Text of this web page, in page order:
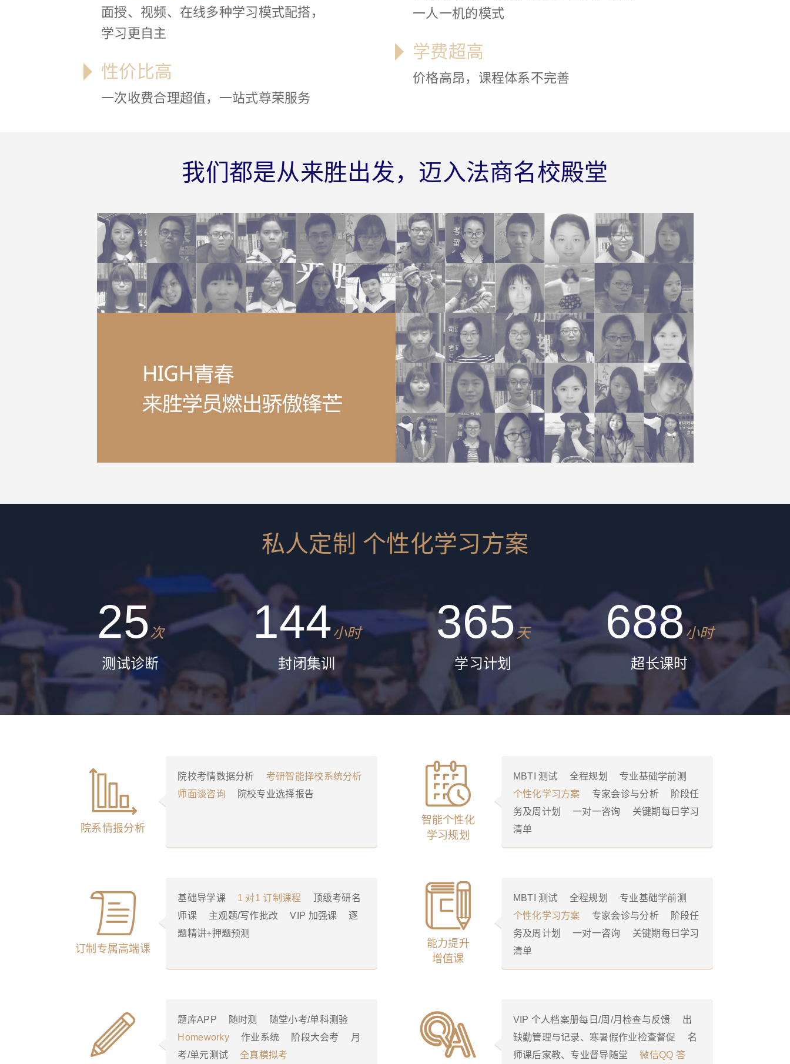
面授、视频、在线多种学习模式配搭，
学习更自主
性价比高
一次收费合理超值，一站式尊荣服务
一人一机的模式
学费超高
价格高昂，课程体系不完善
我们都是从来胜出发，迈入法商名校殿堂
私人定制 个性化学习方案
25次
测试诊断
144小时
封闭集训
365天
学习计划
688小时
超长课时
院系情报分析
院校考情数据分析
考研智能择校系统分析
师面谈咨询
院校专业选择报告
智能个性化
学习规划
MBTI 测试 全程规划
专业基础学前测
个性化学习方案
专家会诊与分析
阶段任
务及周计划
一对一咨询
关键期每日学习
清单
订制专属高端课
基础导学课 1 对1 订制课程
顶级考研名
师课
主观题/写作批改 VIP 加强课
逐
题精讲+押题预测
能力提升
增值课
MBTI 测试 全程规划
专业基础学前测
个性化学习方案
专家会诊与分析
阶段任
务及周计划
一对一咨询
关键期每日学习
清单
题库APP 随时测
随堂小考/单科测验
Homeworky
作业系统 阶段大会考
月
考/单元测试
全真模拟考
VIP 个人档案册每日/周/月检查与反馈
出
缺勤管理与记录、寒暑假作业检查督促
名
师课后家教、专业督导随堂
微信QQ 答